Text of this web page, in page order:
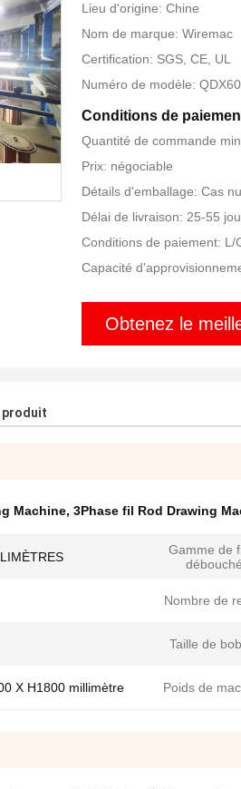
Lieu d'origine: Chine
Nom de marque: Wiremac
Certification: SGS, CE, UL
Numéro de modèle:
Conditions de
Quantité de commande
Prix: négociable
Détails d'emballage: Cas
Délai de livraison: 25-55
Conditions de paiement: L/
Capacité
Obtenez le
produit
Machine, 3Phase fil Rod Drawing
Gamme de
Nombre de
Taille de
X H1800 millimètre Poids de